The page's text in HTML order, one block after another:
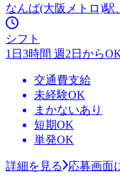
なんば(大阪メトロ)駅
シフト
1日3時間 週2日から
交通費支給
未経験OK
まかないあり
短期OK
単発OK
詳細を見る 応募画面